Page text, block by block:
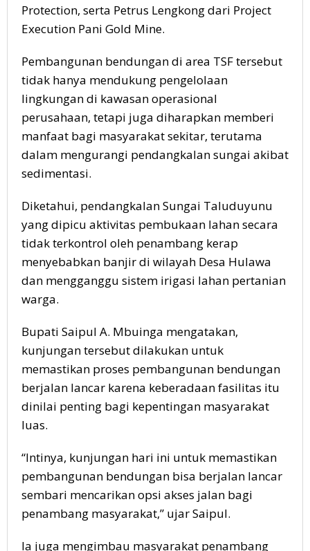
Protection, serta Petrus Lengkong dari Project
Execution Pani Gold Mine.
Pembangunan bendungan di area TSF tersebut
tidak hanya mendukung pengelolaan
lingkungan di kawasan operasional
perusahaan, tetapi juga diharapkan memberi
manfaat bagi masyarakat sekitar, terutama
dalam mengurangi pendangkalan sungai akibat
sedimentasi.
Diketahui, pendangkalan Sungai Taluduyunu
yang dipicu aktivitas pembukaan lahan secara
tidak terkontrol oleh penambang kerap
menyebabkan banjir di wilayah Desa Hulawa
dan mengganggu sistem irigasi lahan pertanian
warga.
Bupati Saipul A. Mbuinga mengatakan,
kunjungan tersebut dilakukan untuk
memastikan proses pembangunan bendungan
berjalan lancar karena keberadaan fasilitas itu
dinilai penting bagi kepentingan masyarakat
luas.
“Intinya, kunjungan hari ini untuk memastikan
pembangunan bendungan bisa berjalan lancar
sembari mencarikan opsi akses jalan bagi
penambang masyarakat,” ujar Saipul.
Ia juga mengimbau masyarakat penambang